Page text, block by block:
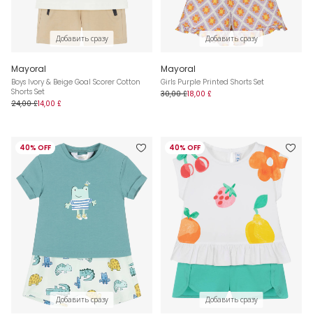
Добавить сразу
Mayoral
Boys Ivory & Beige Goal Scorer Cotton
Shorts Set
24,00 £14,00 £
Добавить сразу
Mayoral
Girls Purple Printed Shorts Set
30,00 £18,00 £
40% OFF
Добавить сразу
40% OFF
Добавить сразу